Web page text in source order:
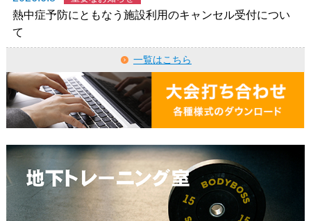
熱中症予防にともなう施設利用のキャンセル受付につい
て
一覧はこちら